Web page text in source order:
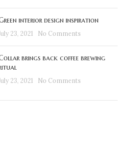
interior design inspiration
23, 2021 No Comments
brings back coffee brewing
23, 2021 No Comments